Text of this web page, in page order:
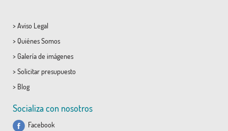
> Aviso Legal
> Quiénes Somos
> Galería de imágenes
> Solicitar presupuesto
> Blog
Socializa con nosotros
Facebook